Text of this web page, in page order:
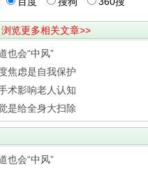
浏览更多相关文章>>
也会“中风”
焦虑是自我保护
术影响老人认知
是给全身大扫除
也会“中风”